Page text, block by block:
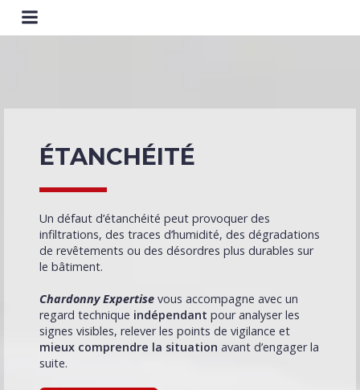
ÉTANCHÉITÉ
Un défaut d’étanchéité peut provoquer des
infiltrations, des traces d’humidité, des dégradations
de revêtements ou des désordres plus durables sur
le bâtiment.
Chardonny Expertise vous accompagne avec un
regard technique indépendant pour analyser les
signes visibles, relever les points de vigilance et
mieux comprendre la situation avant d’engager la
suite.